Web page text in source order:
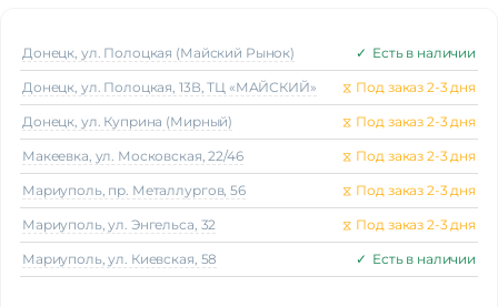
Донецк, ул. Полоцкая (Майский Рынок) ✓ Есть в наличии
Донецк, ул. Полоцкая, 13В, ТЦ «МАЙСКИЙ» ⧖ Под заказ 2-3 дня
Донецк, ул. Куприна (Мирный) ⧖ Под заказ 2-3 дня
Макеeвка, ул. Московская, 22/46 ⧖ Под заказ 2-3 дня
Мариуполь, пр. Металлургов, 56 ⧖ Под заказ 2-3 дня
Мариуполь, ул. Энгельса, 32 ⧖ Под заказ 2-3 дня
Мариуполь, ул. Киевская, 58 ✓ Есть в наличии